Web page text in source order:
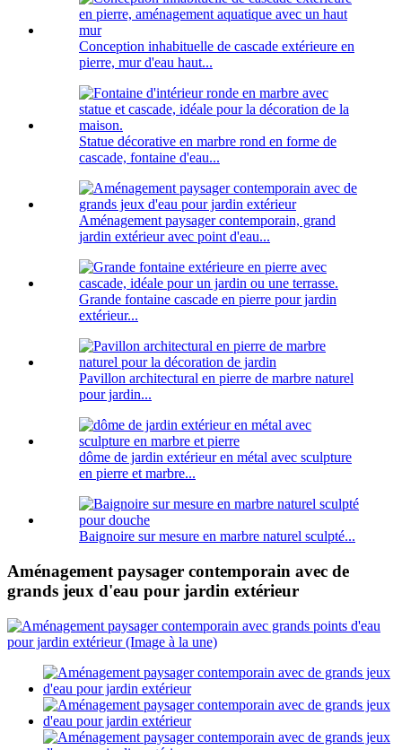
Conception inhabituelle de cascade extérieure en
pierre, mur d'eau haut...
Statue décorative en marbre rond en forme de
cascade, fontaine d'eau...
Aménagement paysager contemporain, grand
jardin extérieur avec point d'eau...
Grande fontaine cascade en pierre pour jardin
extérieur...
Pavillon architectural en pierre de marbre naturel
pour jardin...
dôme de jardin extérieur en métal avec sculpture
en pierre et marbre...
Baignoire sur mesure en marbre naturel sculpté...
Aménagement paysager contemporain avec de
grands jeux d'eau pour jardin extérieur